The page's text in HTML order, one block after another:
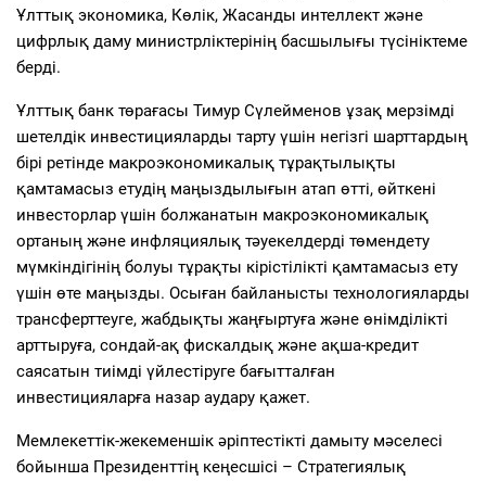
Ұлттық экономика, Көлік, Жасанды интеллект және
цифрлық даму министрліктерінің басшылығы түсініктеме
берді.
Ұлттық банк төрағасы Тимур Сүлейменов ұзақ мерзімді
шетелдік инвестицияларды тарту үшін негізгі шарттардың
бірі ретінде макроэкономикалық тұрақтылықты
қамтамасыз етудің маңыздылығын атап өтті, өйткені
инвесторлар үшін болжанатын макроэкономикалық
ортаның және инфляциялық тәуекелдерді төмендету
мүмкіндігінің болуы тұрақты кірістілікті қамтамасыз ету
үшін өте маңызды. Осыған байланысты технологияларды
трансферттеуге, жабдықты жаңғыртуға және өнімділікті
арттыруға, сондай-ақ фискалдық және ақша-кредит
саясатын тиімді үйлестіруге бағытталған
инвестицияларға назар аудару қажет.
Мемлекеттік-жекеменшік әріптестікті дамыту мәселесі
бойынша Президенттің кеңесшісі – Стратегиялық